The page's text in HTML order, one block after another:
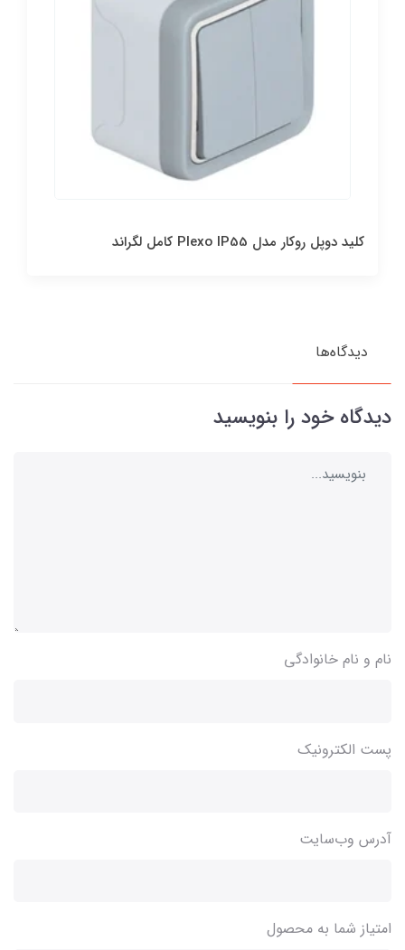
کليد دوپل روکار مدل Plexo IP55 کامل لگراند
دیدگاه‌ها
دیدگاه خود را بنویسید
نام و نام خانوادگی
پست الکترونیک
آدرس وب‌سایت
امتیاز شما به محصول